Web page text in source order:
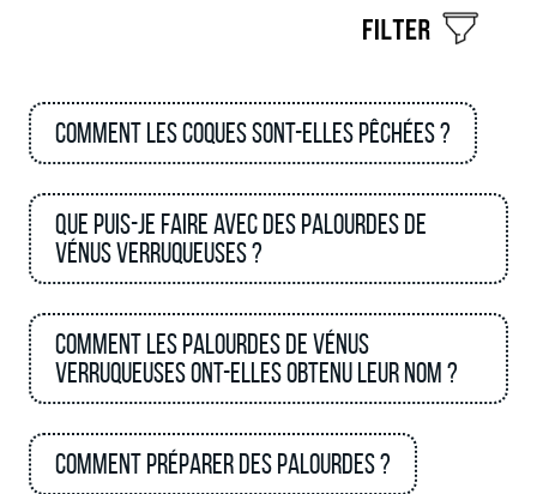
Comment les coques sont-elles pêchées ?
Que puis-je faire avec des palourdes de
Vénus verruqueuses ?
Comment les palourdes de Vénus
verruqueuses ont-elles obtenu leur nom ?
Comment préparer des palourdes ?